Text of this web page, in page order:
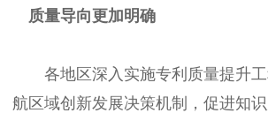
质量导向更加明确
各地区深入实施专利质量提升工
航区域创新发展决策机制，促进知